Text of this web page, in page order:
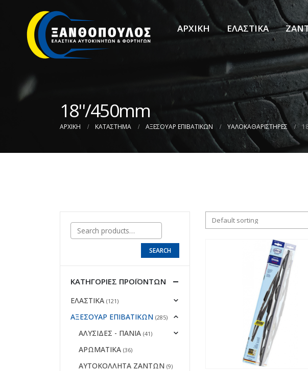
ΑΡΧΙΚΗ ΕΛΑΣΤΙΚΑ
18''/450mm
ΑΡΧΙΚΉ ΚΑΤΆΣΤΗΜΑ ΑΞΕΣΟΥΑΡ ΕΠΙΒΑΤΙΚΩΝ ΥΑΛΟΚΑΘΑΡΙΣΤΗΡΕΣ
SEARCH
ΚΑΤΗΓΟΡΊΕΣ ΠΡΟΪΌΝΤΩΝ
ΕΛΑΣΤΙΚΑ (121)
ΑΞΕΣΟΥΑΡ ΕΠΙΒΑΤΙΚΩΝ (285)
ΑΛΥΣΙΔΕΣ - ΠΑΝΙΑ (41)
ΑΡΩΜΑΤΙΚΑ (36)
ΑΥΤΟΚΟΛΛΗΤΑ ΖΑΝΤΩΝ (9)